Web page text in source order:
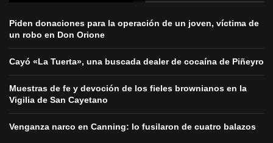
Piden donaciones para la operación de un joven, víctima de
un robo en Don Orione
Cayó «La Tuerta», una buscada dealer de cocaína de Piñeyro
Muestras de fe y devoción de los fieles brownianos en la
Vigilia de San Cayetano
Venganza narco en Canning: lo fusilaron de cuatro balazos